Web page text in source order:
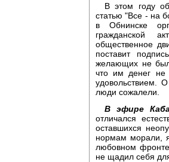
В этом году
статью "Все - на
в Обнинске
гражданской
общественное
поставит
желающих не
что им денег не
удовольствием.
люди сожалели.
В эфире
отличался
оставшихся
нормам морали,
любовном
не щадил себя